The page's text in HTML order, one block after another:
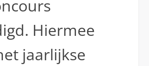
Hiermee
jaarlijkse